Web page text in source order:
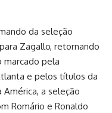
da seleção
Zagallo, retornando
marcado pela
e pelos títulos da
América, a seleção
Romário e Ronaldo